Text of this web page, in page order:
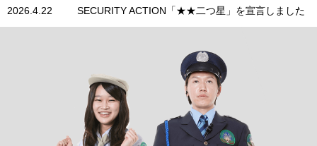
2026.4.22
SECURITY ACTION「★★二つ星」を宣言しました